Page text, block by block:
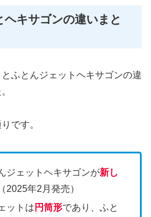
キサゴンの違いまと
ふとんジェットヘキサゴンの違
です。
ジェットヘキサゴンが新し
2025年2月発売）
ットは 円筒形であり、ふと